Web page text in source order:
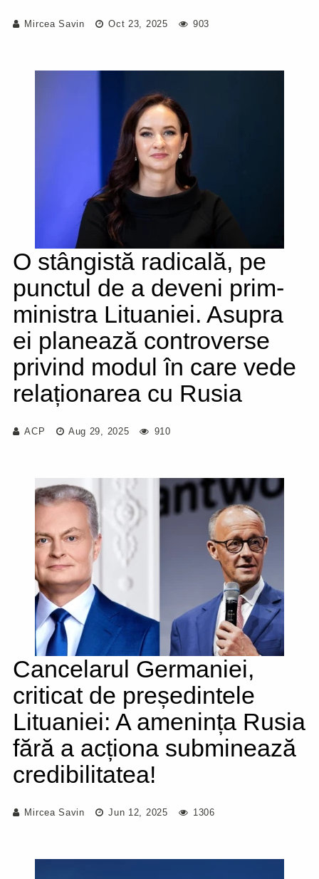
Mircea Savin Oct 23, 2025 903
O stângistă radicală, pe
punctul de a deveni prim-
ministra Lituaniei. Asupra
ei planează controverse
privind modul în care vede
relaționarea cu Rusia
ACP Aug 29, 2025 910
Cancelarul Germaniei,
criticat de președintele
Lituaniei: A amenința Rusia
fără a acționa subminează
credibilitatea!
Mircea Savin Jun 12, 2025 1306